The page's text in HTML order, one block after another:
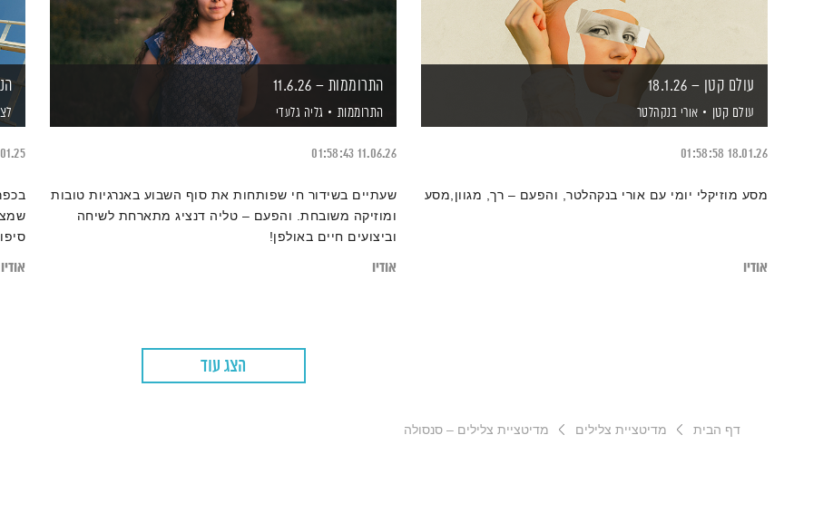
עולם קטן – 18.1.26
עולם קטן אורי בנקהלטר
18.01.26
01:58:58
מסע מוזיקלי יומי עם אורי בנקהלטר, והפעם – רך, מגוון,מסע
אודיו
התרוממות – 11.6.26
התרוממות גליה גלעדי
11.06.26
01:58:43
שעתיים בשידור חי שפותחות את סוף השבוע באנרגיות טובות
ומוזיקה משובחת. והפעם – טליה דנציג מתארחת לשיחה
וביצועים חיים באולפן!
אודיו אודיו
הצג עוד
דף הבית מדיטציית צלילים מדיטציית צלילים – סנסולה